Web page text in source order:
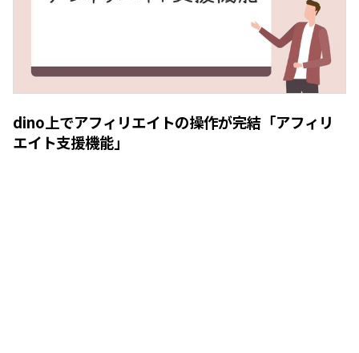
dino上でアフィリエイトの操作が完結「アフィリ
エイト支援機能」